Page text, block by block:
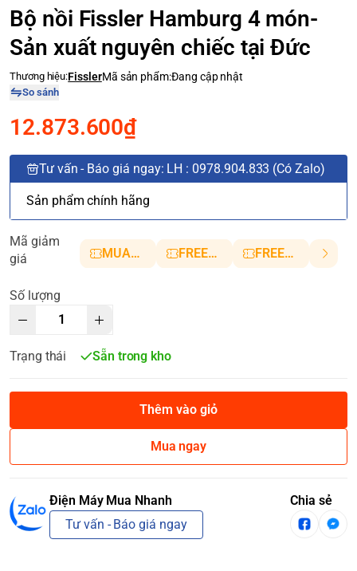
Bộ nồi Fissler Hamburg 4 món-
Sản xuất nguyên chiếc tại Đức
Thương hiệu:FisslerMã sản phẩm:Đang cập nhật
So sánh
12.873.600₫
Tư vấn - Báo giá ngay: LH : 0978.904.833 (Có Zalo)
Sản phẩm chính hãng
Mã giảm
giá
MUANHANH01 FREESHIP5 FREESHIP10
Số lượng
Trạng thái Sẵn trong kho
Thêm vào giỏ
Mua ngay
Điện Máy Mua Nhanh
Tư vấn - Báo giá ngay
Chia sẻ